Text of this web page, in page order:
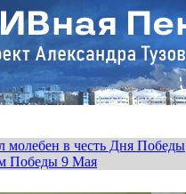
молебен в честь Дня Победы
Победы 9 Мая